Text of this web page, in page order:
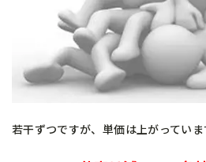
若干ずつですが、単価は上がっていま